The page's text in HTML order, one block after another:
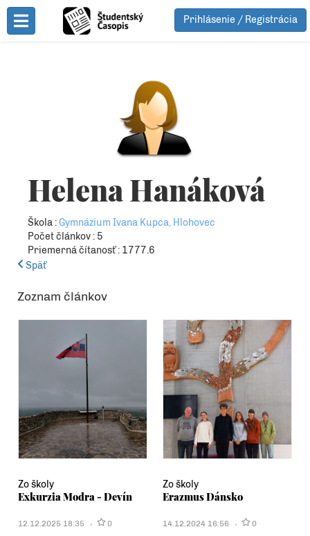
Toggle Menu
Prihlásenie / Registrácia
Helena Hanáková
Škola : Gymnázium Ivana Kupca, Hlohovec
Počet článkov : 5
Priemerná čítanosť : 1777.6
Späť
Zoznam článkov
Zo školy
Exkurzia Modra - Devín
12.12.2025 18:35 0
Zo školy
Erazmus Dánsko
14.12.2024 16:56 0